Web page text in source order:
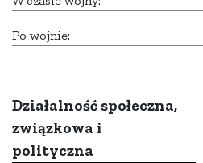
Po wojnie:
Działalność społeczna,
związkowa i
polityczna